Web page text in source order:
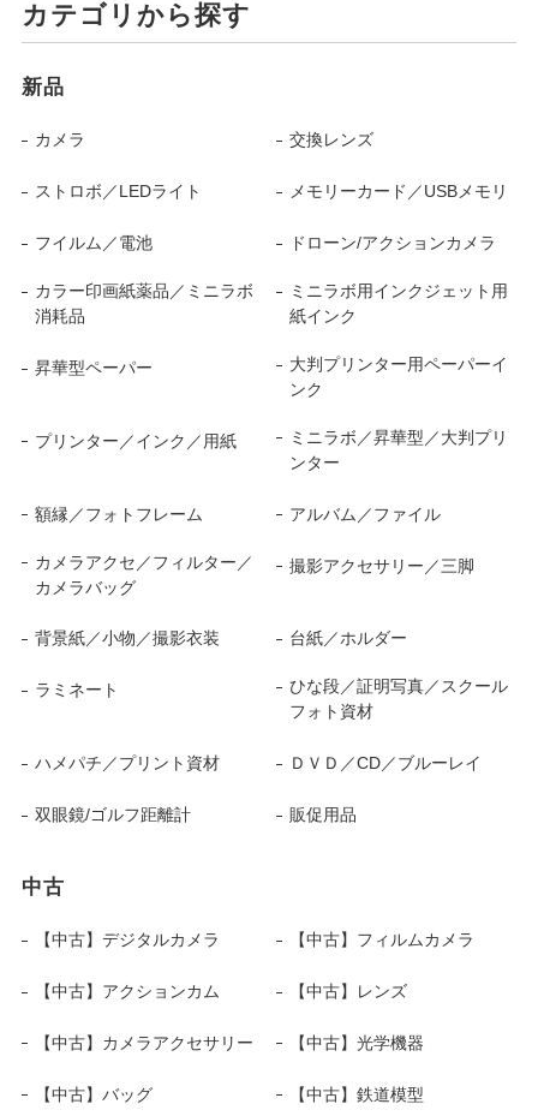
カテゴリから探す
新品
カメラ 交換レンズ
ストロボ／LEDライト メモリーカード／USBメモリ
フイルム／電池 ドローン/アクションカメラ
カラー印画紙薬品／ミニラボ
消耗品
ミニラボ用インクジェット用
紙インク
昇華型ペーパー
大判プリンター用ペーパーイ
ンク
プリンター／インク／用紙
ミニラボ／昇華型／大判プリ
ンター
額縁／フォトフレーム アルバム／ファイル
カメラアクセ／フィルター／
カメラバッグ
撮影アクセサリー／三脚
背景紙／小物／撮影衣装 台紙／ホルダー
ラミネート
ひな段／証明写真／スクール
フォト資材
ハメパチ／プリント資材 ＤＶＤ／CD／ブルーレイ
双眼鏡/ゴルフ距離計 販促用品
中古
【中古】デジタルカメラ 【中古】フィルムカメラ
【中古】アクションカム 【中古】レンズ
【中古】カメラアクセサリー 【中古】光学機器
【中古】バッグ 【中古】鉄道模型